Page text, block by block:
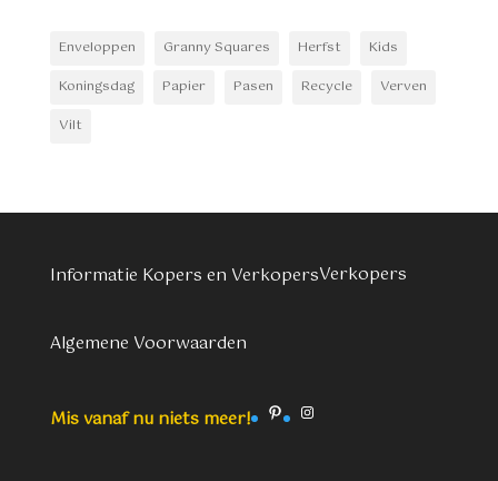
Enveloppen Granny Squares Herfst
Kids
Koningsdag
Papier Pasen Recycle
Verven
Vilt
Informatie Kopers en VerkopersVerkopers
Algemene Voorwaarden
Mis vanaf nu niets meer! PinterestInstagram